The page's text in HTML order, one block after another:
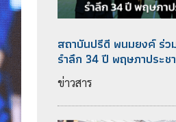
สถาบันปรีดี​ พนม​ยงค์ ร่ว
รำลึก 34 ปี พฤษภา​ประช
ข่าวสาร